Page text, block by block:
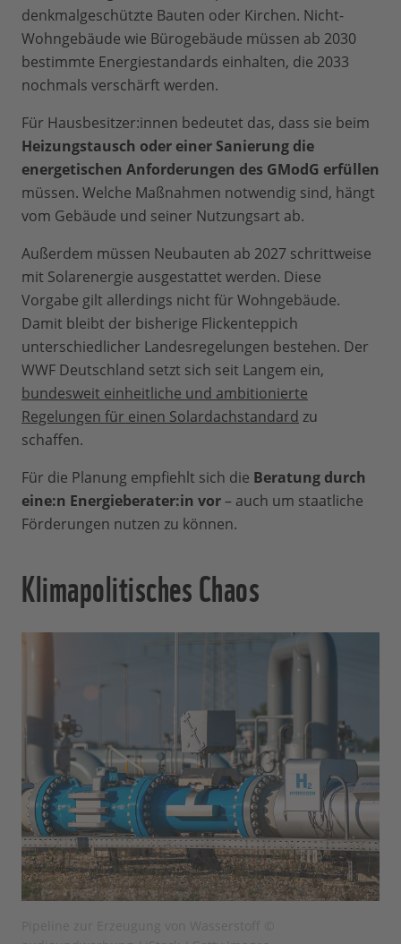
denkmalgeschützte Bauten oder Kirchen. Nicht-
Wohngebäude wie Bürogebäude müssen ab 2030
bestimmte Energiestandards einhalten, die 2033
nochmals verschärft werden.
Für Hausbesitzer:innen bedeutet das, dass sie beim
Heizungstausch oder einer Sanierung die
energetischen Anforderungen des GModG erfüllen
müssen. Welche Maßnahmen notwendig sind, hängt
vom Gebäude und seiner Nutzungsart ab.
Außerdem müssen Neubauten ab 2027 schrittweise
mit Solarenergie ausgestattet werden. Diese
Vorgabe gilt allerdings nicht für Wohngebäude.
Damit bleibt der bisherige Flickenteppich
unterschiedlicher Landesregelungen bestehen. Der
WWF Deutschland setzt sich seit Langem ein,
bundesweit einheitliche und ambitionierte
Regelungen für einen Solardachstandard zu
schaffen.
Für die Planung empfiehlt sich die Beratung durch
eine:n Energieberater:in vor– auch um staatliche
Förderungen nutzen zu können.
Klimapolitisches Chaos